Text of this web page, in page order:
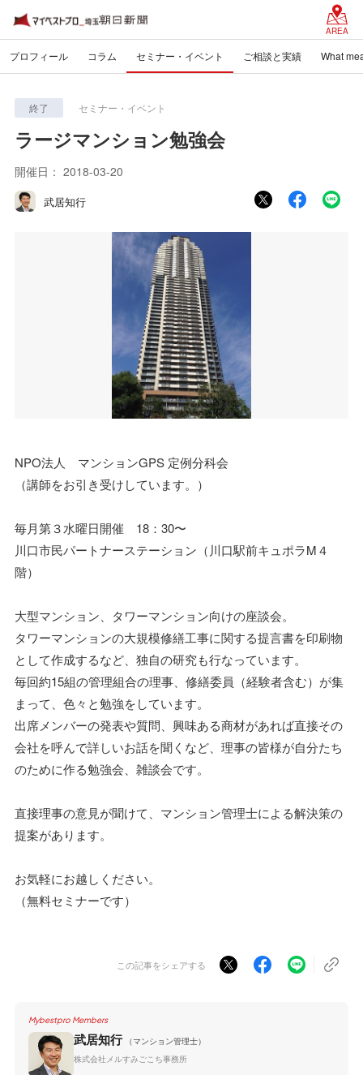
AREA
プロフィール コラム セミナー・イベント ご相談と実績 What
終了 セミナー・イベント
ラージマンション勉強会
開催日： 2018-03-20
武居知行
NPO法人 マンションGPS 定例分科会
（講師をお引き受けしています。）
毎月第３水曜日開催 18：30〜
川口市民パートナーステーション（川口駅前キュポラM４
階）
大型マンション、タワーマンション向けの座談会。
タワーマンションの大規模修繕工事に関する提言書を印刷物
として作成するなど、独自の研究も行なっています。
毎回約15組の管理組合の理事、修繕委員（経験者含む）が集
まって、色々と勉強をしています。
出席メンバーの発表や質問、興味ある商材があれば直接その
会社を呼んで詳しいお話を聞くなど、理事の皆様が自分たち
のために作る勉強会、雑談会です。
直接理事の意見が聞けて、マンション管理士による解決策の
提案があります。
お気軽にお越しください。
（無料セミナーです）
この記事をシェアする
Mybestpro Members
武居知行
（マンション管理士）
株式会社メルすみごこち事務所